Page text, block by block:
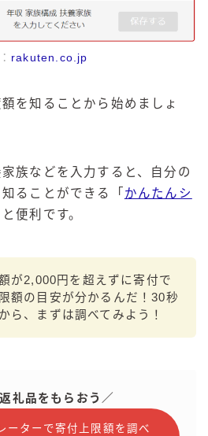
rakuten.co.jp
を知ることから始めましょ
族などを入力すると、自分の
ることができる「 かんたんシ
便利です。
が2,000円を超えずに寄付で
額の目安が分かるんだ！30秒
ら、まずは調べてみよう！
礼品をもらおう／
ーターで寄付上限額を調べ